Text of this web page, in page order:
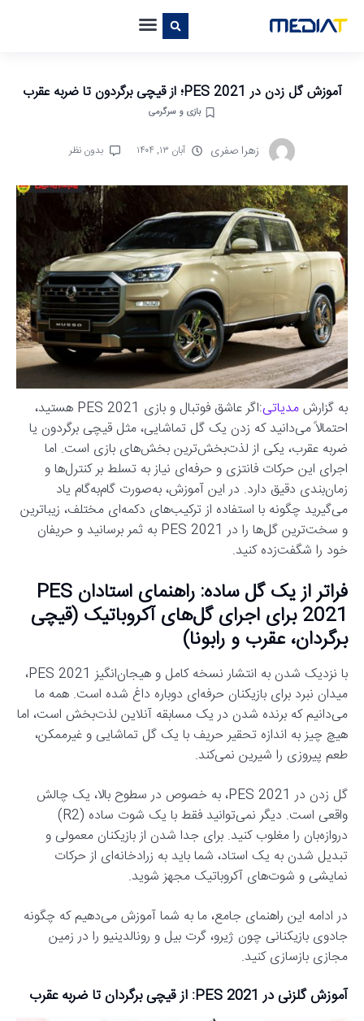
آموزش گل زدن در PES 2021؛ از قیچی برگردون تا ضربه عقرب
بازی و سرگرمی
زهرا صفری آبان ۱۳, ۱۴۰۴ بدون نظر
به گزارشمدیاتی
:اگر عاشق فوتبال و بازی PES 2021 هستید،
احتمالاً می‌دانید که زدن یک گل تماشایی، مثل قیچی برگردون یا
ضربه عقرب، یکی از لذت‌بخش‌ترین بخش‌های بازی است. اما
اجرای این حرکات فانتزی و حرفه‌ای نیاز به تسلط بر کنترل‌ها و
زمان‌بندی دقیق دارد. در این آموزش، به‌صورت گام‌به‌گام یاد
می‌گیرید چگونه با استفاده از ترکیب‌های دکمه‌ای مختلف، زیباترین
و سخت‌ترین گل‌ها را در PES 2021 به ثمر برسانید و حریفان
خود را شگفت‌زده کنید.
فراتر از یک گل ساده: راهنمای استادان PES
2021 برای اجرای گل‌های آکروباتیک (قیچی
برگردان، عقرب و رابونا)
با نزدیک شدن به انتشار نسخه کامل و هیجان‌انگیز PES 2021،
میدان نبرد برای بازیکنان حرفه‌ای دوباره داغ شده است. همه ما
می‌دانیم که برنده شدن در یک مسابقه آنلاین لذت‌بخش است، اما
هیچ چیز به اندازه تحقیر حریف با یک گل تماشایی و غیرممکن،
طعم پیروزی را شیرین نمی‌کند.
گل زدن در PES 2021، به خصوص در سطوح بالا، یک چالش
واقعی است. دیگر نمی‌توانید فقط با یک شوت ساده (R2)
دروازه‌بان را مغلوب کنید. برای جدا شدن از بازیکنان معمولی و
تبدیل شدن به یک استاد، شما باید به زرادخانه‌ای از حرکات
نمایشی و شوت‌های آکروباتیک مجهز شوید.
در ادامه این راهنمای جامع، ما به شما آموزش می‌دهیم که چگونه
جادوی بازیکنانی چون ژیرو، گرت بیل و رونالدینیو را در زمین
مجازی بازسازی کنید.
آموزش گلزنی در PES 2021: از قیچی برگردان تا ضربه عقرب